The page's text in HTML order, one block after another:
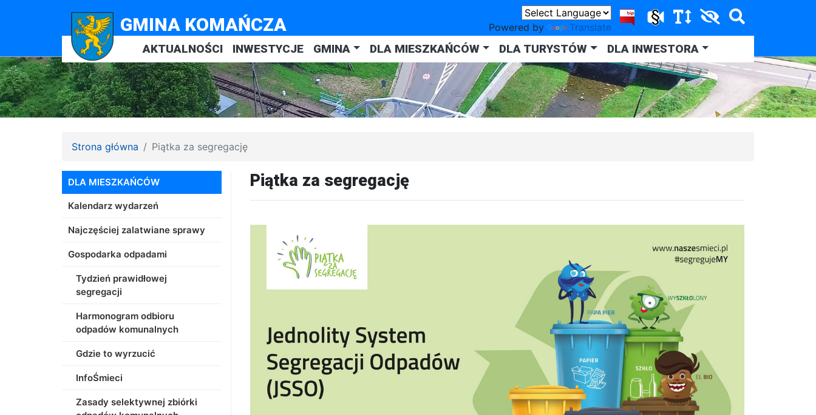
Powered by Translate
GMINA KOMAŃCZA
AKTUALNOŚCI INWESTYCJE GMINA DLA MIESZKAŃCÓW DLA TURYSTÓW DLA INWESTORA
Strona główna Piątka za segregację
DLA MIESZKAŃCÓW
Kalendarz wydarzeń
Najczęściej zalatwiane sprawy
Gospodarka odpadami
Tydzień prawidłowej
segregacji
Harmonogram odbioru
odpadów komunalnych
Gdzie to wyrzucić
InfoŚmieci
Zasady selektywnej zbiórki
Piątka za segregację